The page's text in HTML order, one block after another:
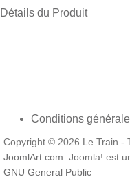
Détails du Produit
Conditions
Copyright © 2026 Le Train -
JoomlArt.com. Joomla! est
GNU General Public